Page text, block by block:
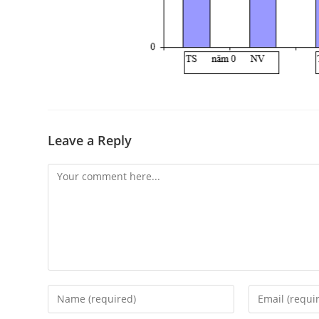
Leave a Reply
Comment
Enter
your
Enter
your